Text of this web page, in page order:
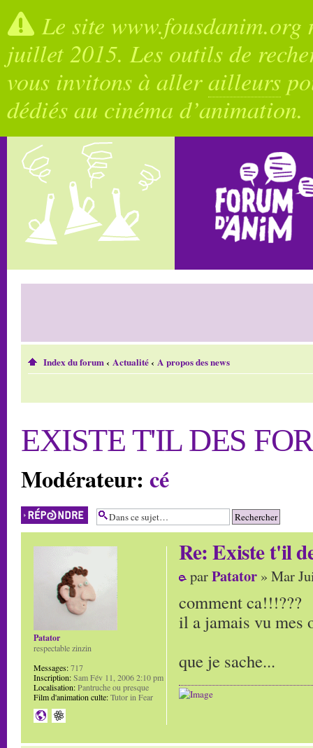
Le site
juillet 2015. Les outils de
vous invitons à allerailleurs
dédiés au cinéma d’animation.
Index du forum‹ Actualité‹ A propos des news
EXISTE T'IL DES
Modérateur: cé
Répondre
Re: Existe t'il
parPatator » Mar
comment ca!!!???
il a jamais vu mes
que je sache...
Patator
respectable zinzin
Messages:717
Inscription:Sam Fév 11, 2006 2:10 pm
Localisation:Pantruche ou presque
Film d'animation culte:Tutor in Fear